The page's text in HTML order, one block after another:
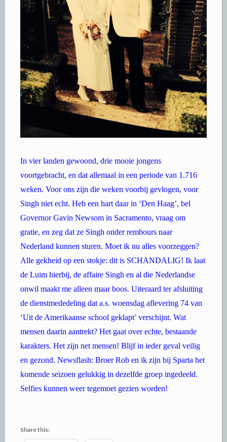
In vier landen gewoond, drie mooie jongens
voortgebracht, en dat allemaal in een periode van 1.716
weken. Voor ons zijn die weken voorbij gevlogen, voor
Singh niet echt. Heb een hart daar in ‘Den Haag’, bel
Governor Gavin Newsom in Sacramento, vraag om
gratie, en zeg dat ze Singh onder rembours naar
Nederland kunnen sturen. Moet ik nu alles voorzeggen?
Alle gekheid op een stokje: dit is SCHANDALIG! Ik laat
de Luim hierbij, de affaire Singh en al die Nederlandse
onwil maakt me alleen maar boos. Uiteraard ter afsluiting
de dienstmededeling dat a.s. woensdag aflevering 74 van
‘Uit de Amerikaanse school geklapt’ verschijnt. Wat
mensen daarin aantrekt? Het gaat over echte, bestaande
karakters. Het zijn net mensen! Blijf in ieder geval veilig
en gezond. Newsflash: Broer Rob en ik zijn bij Sparta het
komende seizoen gelukkig in dezelfde groep ingedeeld.
Selfies kunnen weer tegemoet gezien worden!
Share this: